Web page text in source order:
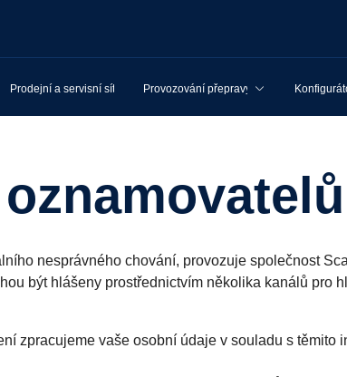
Prodejní a servisní síť Provozování přepravy
oznamovatelů
nesprávného chování, provozuje společnost
být hlášeny prostřednictvím několika kanálů pro
zpracujeme vaše osobní údaje v souladu s těmito